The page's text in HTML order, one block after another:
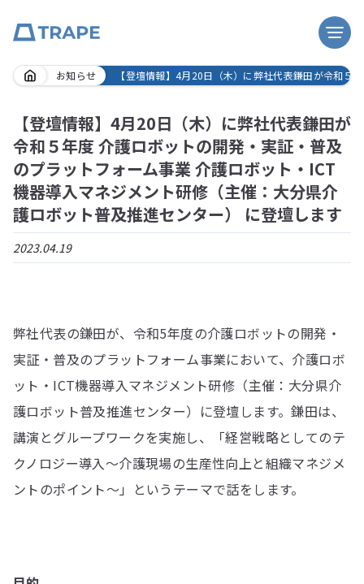
Skip
content
お知らせ 【登壇情報】4月20日（木）に弊社代表鎌田が令和
【登壇情報】4月20日（木）に弊社代表鎌田が
令和５年度 介護ロボットの開発・実証・普及
のプラットフォーム事業 介護ロボット・ICT
機器導入マネジメント研修（主催：大分県介
護ロボット普及推進センター） に登壇します
2023.04.19
弊社代表の鎌田が、令和5年度の介護ロボットの開発・
実証・普及のプラットフォーム事業において、介護ロボ
ット・ICT機器導入マネジメント研修（主催：大分県介
護ロボット普及推進センター）に登壇します。鎌田は、
講演とグループワークを実施し、「経営戦略としてのテ
クノロジー導入〜介護現場の生産性向上と組織マネジメ
ントのポイント〜」というテーマで話をします。